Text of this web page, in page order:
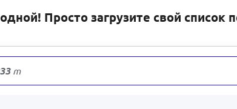
Просто загрузите свой список
товаров